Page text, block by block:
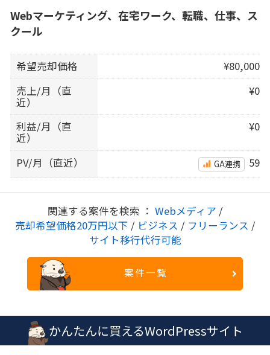
Webマーケティング、在宅ワーク、転職、仕事、ス
クール
希望売却価格
¥80,000
売上/月（直
近）
¥0
利益/月（直
近）
¥0
PV/月（直近） GA連携 59
関連する案件を検索 ： Webメディア /
売却希望価格20万円以下 / ビジネス / フリーランス /
サイト移行代行可能
案件一覧
かんたんに買えるWordPressサイト